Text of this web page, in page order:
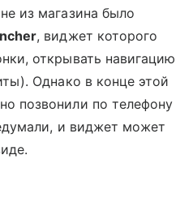
из магазина было
, виджет которого
открывать навигацию
Однако в конце этой
позвонили по телефону
и виджет может